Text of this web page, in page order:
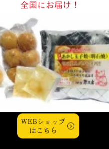
全国にお届け！
WEBショップ
はこちら